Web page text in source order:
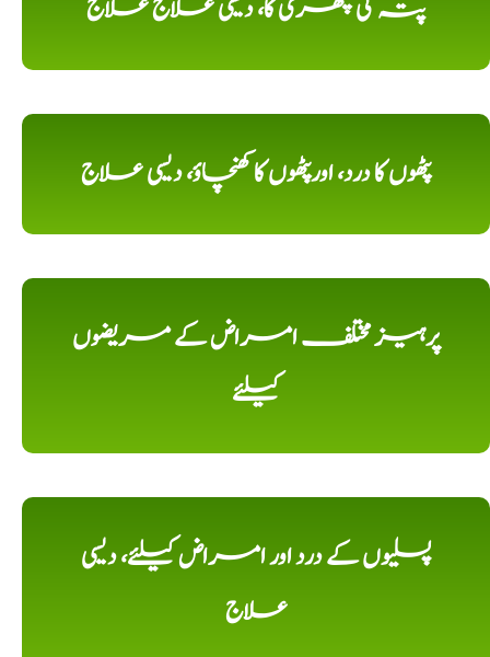
پتہ کی پتھری کا، دیسی علاج علاج
پٹھوں کا درد، اورپٹھوں کا کھنچاؤ، دیسی علاج
پرہیز مختلف امراض کے مریضوں
کیلئے
پسلیوں کے درد اور امراض کیلئے، دیسی
علاج